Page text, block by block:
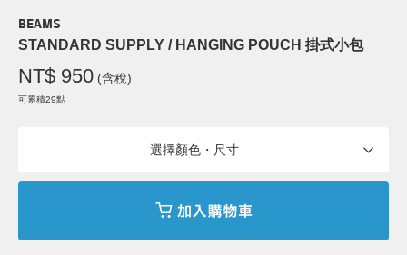
BEAMS
STANDARD SUPPLY / HANGING POUCH 掛式小包
NT$ 950 (含稅)
可累積29點
選擇顏色・尺寸